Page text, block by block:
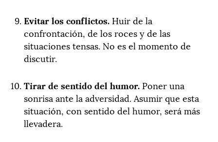
Evitar los conflictos. Huir de la
confrontación, de los roces y de las
situaciones tensas. No es el momento de
discutir.
Tirar de sentido del humor. Poner una
sonrisa ante la adversidad. Asumir que esta
situación, con sentido del humor, será más
llevadera.